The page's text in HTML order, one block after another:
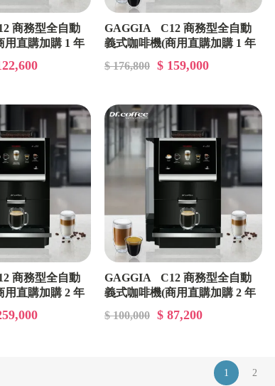
商務型全自動
用直購加購 1 年
)) CMBA00121
GAGGIA C12 商務型全自動
義式咖啡機(商用直購加購 1 年
豆方案 ( 高用量)) CMBA00111
$ 176,800 $ 159,000
商務型全自動
用直購加購 2 年
)) CMBA00112
GAGGIA C12 商務型全自動
義式咖啡機(商用直購加購 2 年
豆方案 ( 高階家用))
CMBA00132
$ 100,000 $ 87,200
1 2